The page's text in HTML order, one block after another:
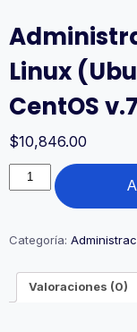
Linux
CentOS
$10,846.00
Administración
de
Servidores
(Ubuntu
v.20
y
Categoría:
Valoraciones (0)